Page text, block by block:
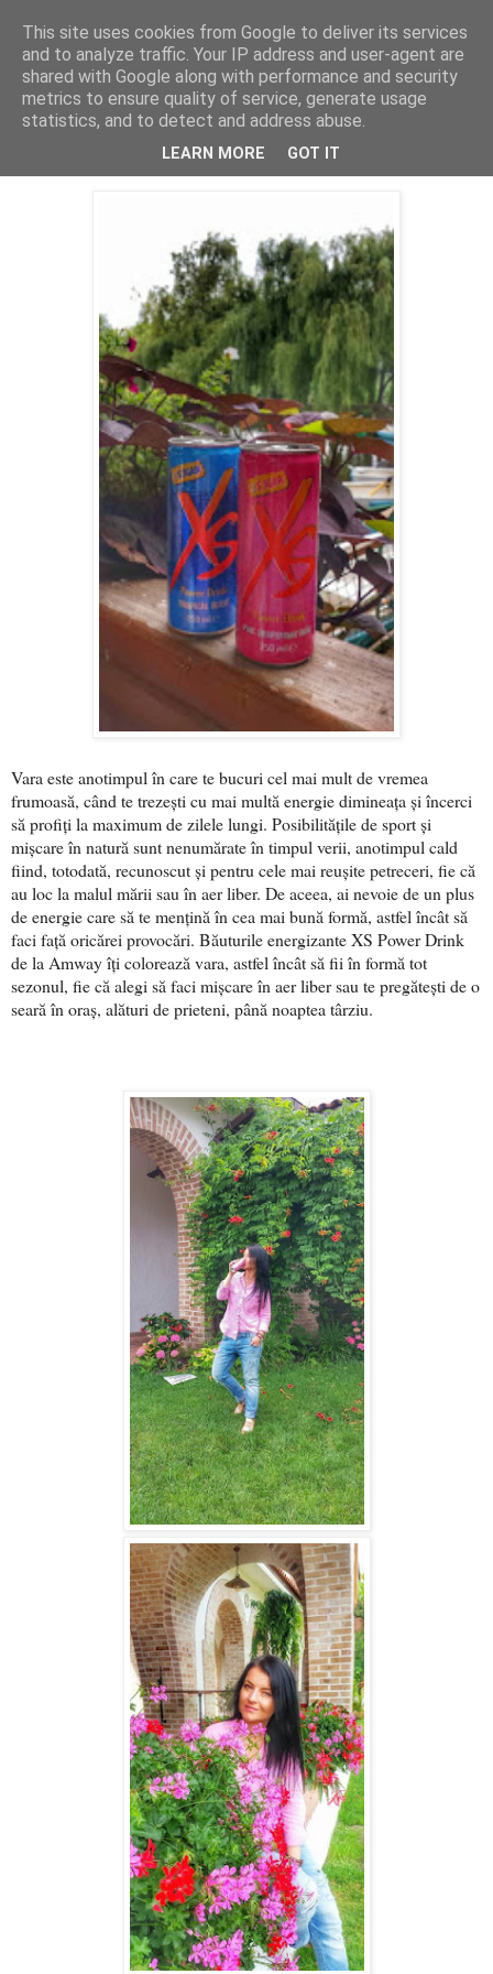
PentruDive.ro
miercuri, 3 august 2016
Ai gustat XS Power Drink de la Amway?
Vara este anotimpul în care te bucuri cel mai mult de vremea
frumoasă, când te trezești cu mai multă energie dimineața și încerci
să profiți la maximum de zilele lungi. Posibilitățile de sport și
mișcare în natură sunt nenumărate în timpul verii, anotimpul cald
fiind, totodată, recunoscut și pentru cele mai reușite petreceri, fie că
au loc la malul mării sau în aer liber. De aceea, ai nevoie de un plus
de energie care să te mențină în cea mai bună formă, astfel încât să
faci față oricărei provocări. Băuturile energizante XS Power Drink
de la Amway îți colorează vara, astfel încât să fii în formă tot
sezonul, fie că alegi să faci mișcare în aer liber sau te pregătești de o
seară în oraș, alături de prieteni, până noaptea târziu.
This site uses cookies from Google to deliver its services
and to analyze traffic. Your IP address and user-agent are
shared with Google along with performance and security
metrics to ensure quality of service, generate usage
statistics, and to detect and address abuse.
LEARN MORE GOT IT